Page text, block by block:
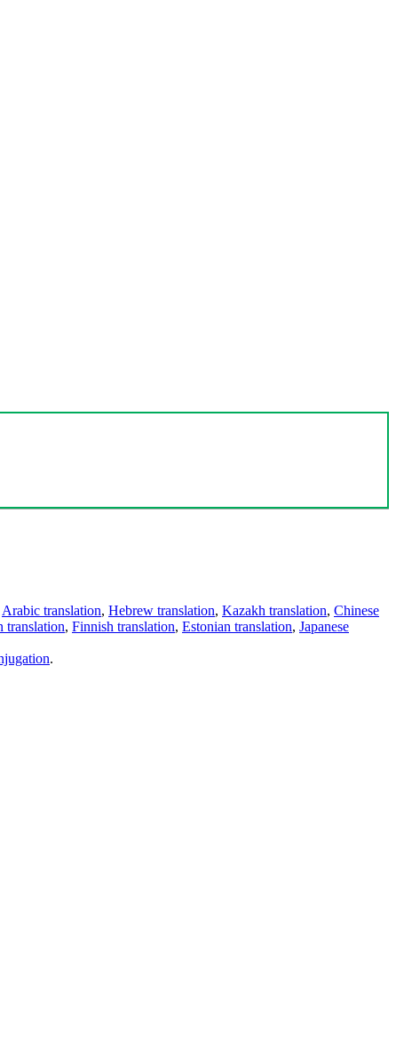
Arabic translation, Hebrew translation, Kazakh translation, Chinese
translation, Finnish translation, Estonian translation, Japanese
.